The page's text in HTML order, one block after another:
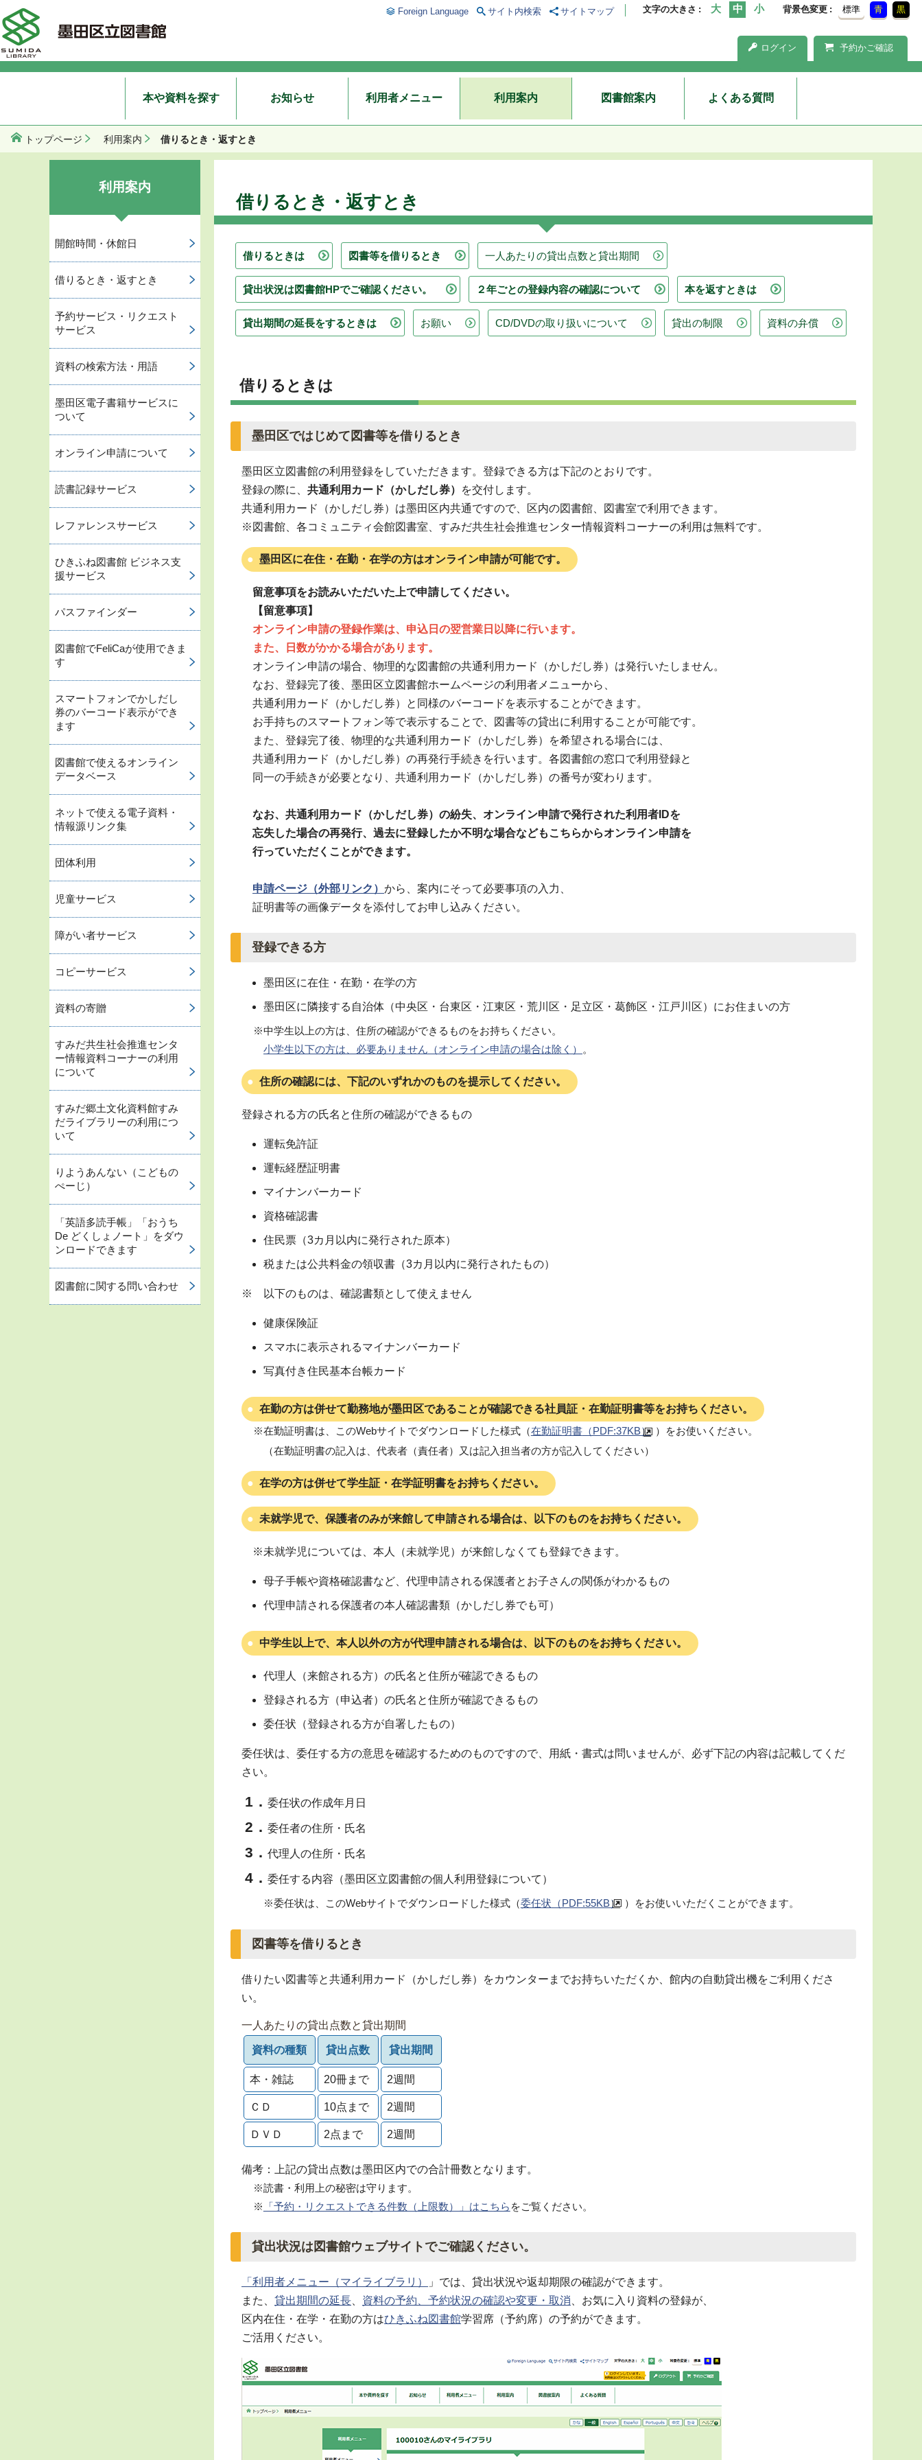
文字の大きさ 背景色変更 標準 青 黒
ログイン 予約かご確認
Foreign Language サイト内検索 サイトマップ
本や資料を探す お知らせ 利用者メニュー 利用案内 図書館案内 よくある質問
トップページ 利用案内 借りるとき・返すとき
借りるとき・返すとき
借りるときは 図書等を借りるとき 一人あたりの貸出点数と貸出期間
貸出状況は図書館HPでご確認ください。 ２年ごとの登録内容の確認について 本を返すときは
貸出期間の延長をするときは お願い CD/DVDの取り扱いについて 貸出の制限 資料の弁償
借りるときは
墨田区ではじめて図書等を借りるとき
墨田区立図書館の利用登録をしていただきます。登録できる方は下記のとおりです。
登録の際に、 共通利用カード（かしだし券）
を交付します。
共通利用カード（かしだし券）は墨田区内共通ですので、区内の図書館、図書室で利用できます。
※図書館、各コミュニティ会館図書室、すみだ共生社会推進センター情報資料コーナーの利用は無料です。
墨田区に在住・在勤・在学の方はオンライン申請が可能です。
留意事項をお読みいただいた上で申請してください。
【留意事項】
オンライン申請の登録作業は、申込日の翌営業日以降に行います。
また、日数がかかる場合があります。
オンライン申請の場合、物理的な図書館の共通利用カード（かしだし券）は発行いたしません。
なお、登録完了後、墨田区立図書館ホームページの利用者メニューから、
共通利用カード（かしだし券）と同様のバーコードを表示することができます。
お手持ちのスマートフォン等で表示することで、図書等の貸出に利用することが可能です。
また、登録完了後、物理的な共通利用カード（かしだし券）を希望される場合には、
共通利用カード（かしだし券）の再発行手続きを行います。各図書館の窓口で利用登録と
同一の手続きが必要となり、共通利用カード（かしだし券）の番号が変わります。
なお、共通利用カード（かしだし券）の紛失、オンライン申請で発行された利用者IDを
忘失した場合の再発行、過去に登録したか不明な場合などもこちらからオンライン申請を
行っていただくことができます。
申請ページ（外部リンク） から、案内にそって必要事項の入力、
証明書等の画像データを添付してお申し込みください。
登録できる方
墨田区に在住・在勤・在学の方
墨田区に隣接する自治体（中央区・台東区・江東区・荒川区・足立区・葛飾区・江戸川区）にお住まいの方
※中学生以上の方は、住所の確認ができるものをお持ちください。
小学生以下の方は、必要ありません（オンライン申請の場合は除く）
。
住所の確認には、下記のいずれかのものを提示してください。
登録される方の氏名と住所の確認ができるもの
運転免許証
運転経歴証明書
マイナンバーカード
資格確認書
住民票（3カ月以内に発行された原本）
税または公共料金の領収書（3カ月以内に発行されたもの）
※ 以下のものは、確認書類として使えません
健康保険証
スマホに表示されるマイナンバーカード
写真付き住民基本台帳カード
在勤の方は併せて勤務地が墨田区であることが確認できる社員証・在勤証明書等をお持ちください。
※在勤証明書は、このWebサイトでダウンロードした様式（在勤証明書（PDF:37KB） ）をお使いください。
（在勤証明書の記入は、代表者（責任者）又は記入担当者の方が記入してください）
在学の方は併せて学生証・在学証明書をお持ちください。
未就学児で、保護者のみが来館して申請される場合は、以下のものをお持ちください。
※未就学児については、本人（未就学児）が来館しなくても登録できます。
母子手帳や資格確認書など、代理申請される保護者とお子さんの関係がわかるもの
代理申請される保護者の本人確認書類（かしだし券でも可）
中学生以上で、本人以外の方が代理申請される場合は、以下のものをお持ちください。
代理人（来館される方）の氏名と住所が確認できるもの
登録される方（申込者）の氏名と住所が確認できるもの
委任状（登録される方が自署したもの）
委任状は、委任する方の意思を確認するためのものですので、用紙・書式は問いませんが、必ず下記の内容は記載してくだ
さい。
委任状の作成年月日
委任者の住所・氏名
代理人の住所・氏名
委任する内容（墨田区立図書館の個人利用登録について）
※委任状は、このWebサイトでダウンロードした様式（委任状 （PDF:55KB） ）をお使いいただくことができます。
図書等を借りるとき
借りたい図書等と共通利用カード（かしだし券）をカウンターまでお持ちいただくか、館内の自動貸出機をご利用くださ
い。
一人あたりの貸出点数と貸出期間
資料の種類 貸出点数 貸出期間
本・雑誌 20冊まで 2週間
ＣＤ 10点まで 2週間
ＤＶＤ 2点まで 2週間
備考：上記の貸出点数は墨田区内での合計冊数となります。
※読書・利用上の秘密は守ります。
※
「予約・リクエストできる件数（上限数）」はこちら をご覧ください。
貸出状況は図書館ウェブサイトでご確認ください。
「 利用者メニュー（マイライブラリ）
」では、貸出状況や返却期限の確認ができます。
また、 貸出期間の延長 資料の予約、予約状況の確認や変更・取消 、お気に入り資料の登録が、
区内在住・在学・在勤の方はひきふね図書館学習席（予約席）の予約ができます。
ご活用ください。
利用案内
開館時間・休館日
借りるとき・返すとき
予約サービス・リクエスト
サービス
資料の検索方法・用語
墨田区電子書籍サービスに
ついて
オンライン申請について
読書記録サービス
レファレンスサービス
ひきふね図書館 ビジネス支
援サービス
パスファインダー
図書館でFeliCaが使用できま
す
スマートフォンでかしだし
券のバーコード表示ができ
ます
図書館で使えるオンライン
データベース
ネットで使える電子資料・
情報源リンク集
団体利用
児童サービス
障がい者サービス
コピーサービス
資料の寄贈
すみだ共生社会推進センタ
ー情報資料コーナーの利用
について
すみだ郷土文化資料館すみ
だライブラリーの利用につ
いて
りようあんない（こどもの
ぺーじ）
「英語多読手帳」「おうち
De どくしょノート」をダウ
ンロードできます
図書館に関する問い合わせ